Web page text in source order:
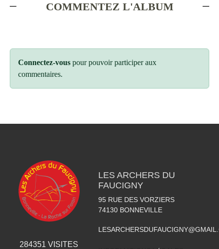
COMMENTEZ L'ALBUM
Connectez-vous pour pouvoir participer aux
commentaires.
284351 VISITES
LES ARCHERS DU
FAUCIGNY
95 RUE DES VORZIERS
74130 BONNEVILLE